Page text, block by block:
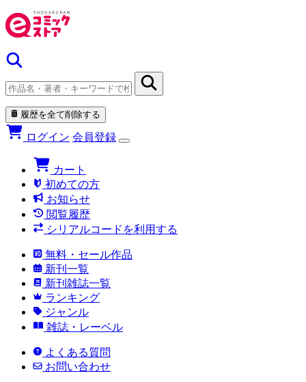
履歴を全て削除する
ログイン 会員登録
カート
初めての方
お知らせ
閲覧履歴
シリアルコードを利用する
無料・セール作品
新刊一覧
新刊雑誌一覧
ランキング
ジャンル
雑誌・レーベル
よくある質問
お問い合わせ